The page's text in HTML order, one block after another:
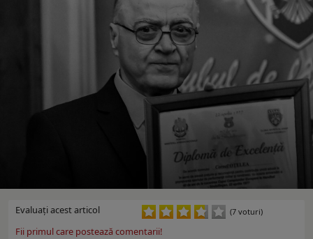
Evaluaţi acest articol (7 voturi)
Fii primul care postează comentarii!